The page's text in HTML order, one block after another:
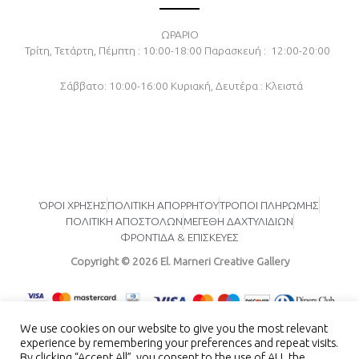
k
t
g
r
a
ΩΡΑΡΙΟ
Τρίτη, Τετάρτη, Πέμπτη : 10:00-18:00 Παρασκευή : 12:00-20:00
Σάββατο: 10:00-16:00 Κυριακή, Δευτέρα : Κλειστά
ΌΡΟΙ ΧΡΗΣΗΣΠΟΛΙΤΙΚΗ ΑΠΟΡΡΗΤΟΥΤΡΟΠΟΙ ΠΛΗΡΩΜΗΣ
ΠΟΛΙΤΙΚΗ ΑΠΟΣΤΟΛΩΝΜΕΓΕΘΗ ΔΑΧΤΥΛΙΔΙΩΝ
ΦΡΟΝΤΙΔΑ & ΕΠΙΣΚΕΥΕΣ
Copyright © 2026 El. Marneri Creative Gallery
We use cookies on our website to give you the most relevant
experience by remembering your preferences and repeat visits.